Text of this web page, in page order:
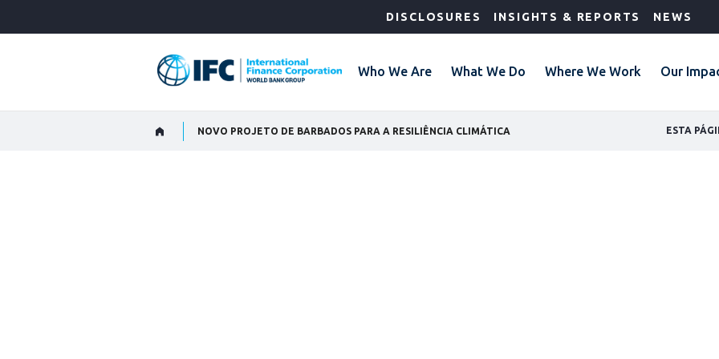
DISCLOSURES INSIGHTS & REPORTS NEWS
Who We Are What We Do Where We Work Our
NOVO PROJETO DE BARBADOS PARA A RESILIÊNCIA CLIMÁTICA GLOBAL
ESTA